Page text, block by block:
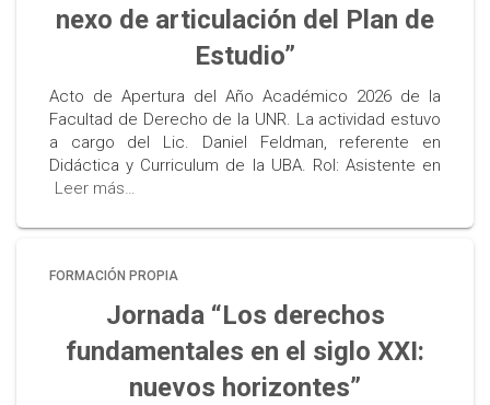
nexo de articulación del Plan de
Estudio”
Acto de Apertura del Año Académico 2026 de la
Facultad de Derecho de la UNR. La actividad estuvo
a cargo del Lic. Daniel Feldman, referente en
Didáctica y Curriculum de la UBA. Rol: Asistente en
Leer más…
FORMACIÓN PROPIA
Jornada “Los derechos
fundamentales en el siglo XXI:
nuevos horizontes”